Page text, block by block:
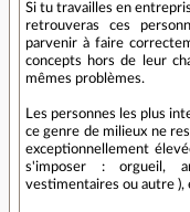
Si tu travailles en
retrouveras ces
parvenir à faire
concepts hors de leur
mêmes problèmes.
Les personnes les plus
ce genre de milieux ne
exceptionnellement
s'imposer : orgueil,
vestimentaires ou autre ),